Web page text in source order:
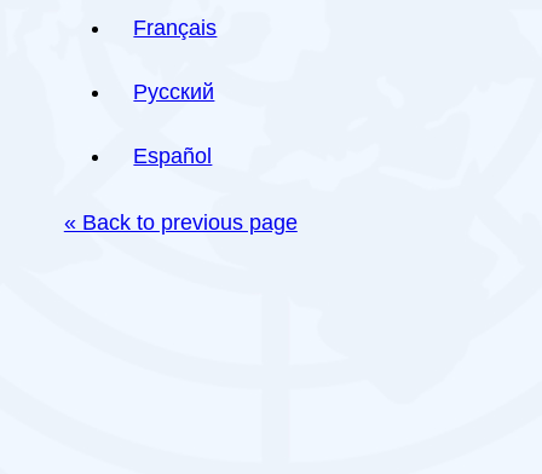
Français
Русский
Español
« Back to previous page